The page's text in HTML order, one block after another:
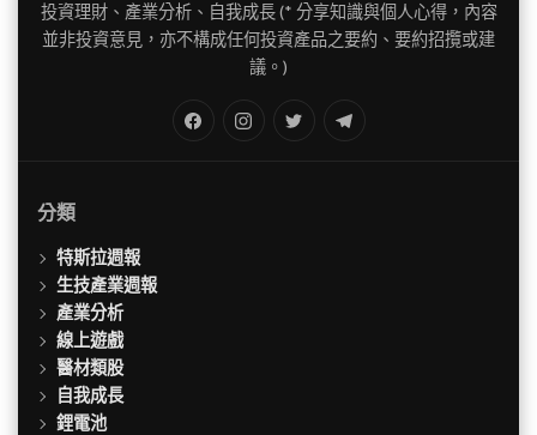
投資理財、產業分析、自我成長 (* 分享知識與個人心得，內容
並非投資意見，亦不構成任何投資產品之要約、要約招攬或建
議。)
Twitter
分類
特斯拉週報
生技產業週報
產業分析
線上遊戲
醫材類股
自我成長
鋰電池